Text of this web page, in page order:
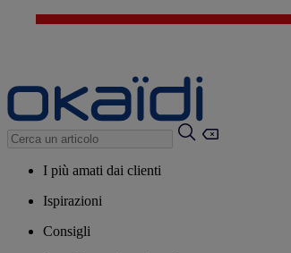
I più amati dai clienti
Ispirazioni
Consigli